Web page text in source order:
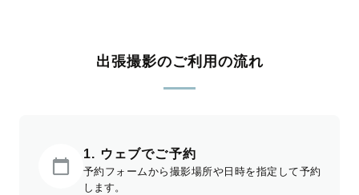
出張撮影のご利用の流れ
1. ウェブでご予約
予約フォームから撮影場所や日時を指定して予約
します。